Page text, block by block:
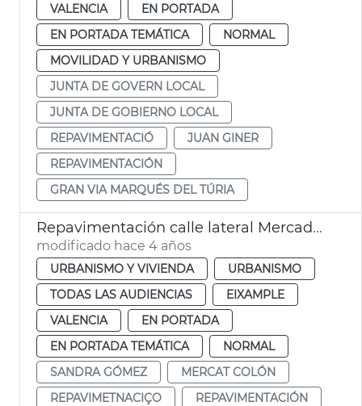
VALENCIA
EN PORTADA
EN PORTADA TEMÁTICA
NORMAL
MOVILIDAD Y URBANISMO
JUNTA DE GOVERN LOCAL
JUNTA DE GOBIERNO LOCAL
REPAVIMENTACIÓ
JUAN GINER
REPAVIMENTACIÓN
GRAN VIA MARQUÉS DEL TÚRIA
Repavimentación calle lateral Mercado Colón
modificado hace 4 años
URBANISMO Y VIVIENDA
URBANISMO
TODAS LAS AUDIENCIAS
EIXAMPLE
VALENCIA
EN PORTADA
EN PORTADA TEMÁTICA
NORMAL
SANDRA GÓMEZ
MERCAT COLÓN
REPAVIMETNACIÇO
REPAVIMENTACIÓN